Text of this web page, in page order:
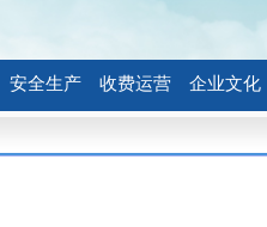
安全生产 收费运营 企业文化